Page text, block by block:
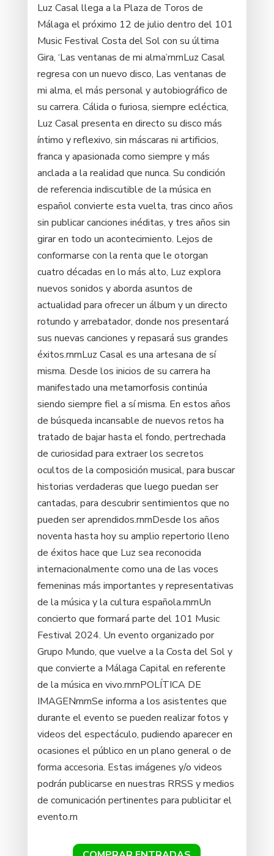
Luz Casal llega a la Plaza de Toros de
Málaga el próximo 12 de julio dentro del 101
Music Festival Costa del Sol con su última
Gira, ‘Las ventanas de mi alma’rnrnLuz Casal
regresa con un nuevo disco, Las ventanas de
mi alma, el más personal y autobiográfico de
su carrera. Cálida o furiosa, siempre ecléctica,
Luz Casal presenta en directo su disco más
íntimo y reflexivo, sin máscaras ni artificios,
franca y apasionada como siempre y más
anclada a la realidad que nunca. Su condición
de referencia indiscutible de la música en
español convierte esta vuelta, tras cinco años
sin publicar canciones inéditas, y tres años sin
girar en todo un acontecimiento. Lejos de
conformarse con la renta que le otorgan
cuatro décadas en lo más alto, Luz explora
nuevos sonidos y aborda asuntos de
actualidad para ofrecer un álbum y un directo
rotundo y arrebatador, donde nos presentará
sus nuevas canciones y repasará sus grandes
éxitos.rnrnLuz Casal es una artesana de sí
misma. Desde los inicios de su carrera ha
manifestado una metamorfosis continúa
siendo siempre fiel a sí misma. En estos años
de búsqueda incansable de nuevos retos ha
tratado de bajar hasta el fondo, pertrechada
de curiosidad para extraer los secretos
ocultos de la composición musical, para buscar
historias verdaderas que luego puedan ser
cantadas, para descubrir sentimientos que no
pueden ser aprendidos.rnrnDesde los años
noventa hasta hoy su amplio repertorio lleno
de éxitos hace que Luz sea reconocida
internacionalmente como una de las voces
femeninas más importantes y representativas
de la música y la cultura española.rnrnUn
concierto que formará parte del 101 Music
Festival 2024. Un evento organizado por
Grupo Mundo, que vuelve a la Costa del Sol y
que convierte a Málaga Capital en referente
de la música en vivo.rnrnPOLÍTICA DE
IMAGENrnrnSe informa a los asistentes que
durante el evento se pueden realizar fotos y
videos del espectáculo, pudiendo aparecer en
ocasiones el público en un plano general o de
forma accesoria. Estas imágenes y/o videos
podrán publicarse en nuestras RRSS y medios
de comunicación pertinentes para publicitar el
evento.rn